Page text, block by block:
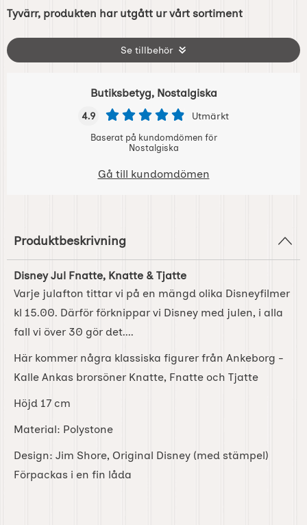
Tyvärr, produkten har utgått ur vårt sortiment
Se tillbehör
Butiksbetyg, Nostalgiska
4.9 Utmärkt
Baserat på kundomdömen för
Nostalgiska
Gå till kundomdömen
Produktbeskrivning
Disney Jul Fnatte, Knatte & Tjatte
Varje julafton tittar vi på en mängd olika Disneyfilmer
kl 15.00. Därför förknippar vi Disney med julen, i alla
fall vi över 30 gör det....
Här kommer några klassiska figurer från Ankeborg -
Kalle Ankas brorsöner Knatte, Fnatte och Tjatte
Höjd 17 cm
Material: Polystone
Design: Jim Shore, Original Disney (med stämpel)
Förpackas i en fin låda